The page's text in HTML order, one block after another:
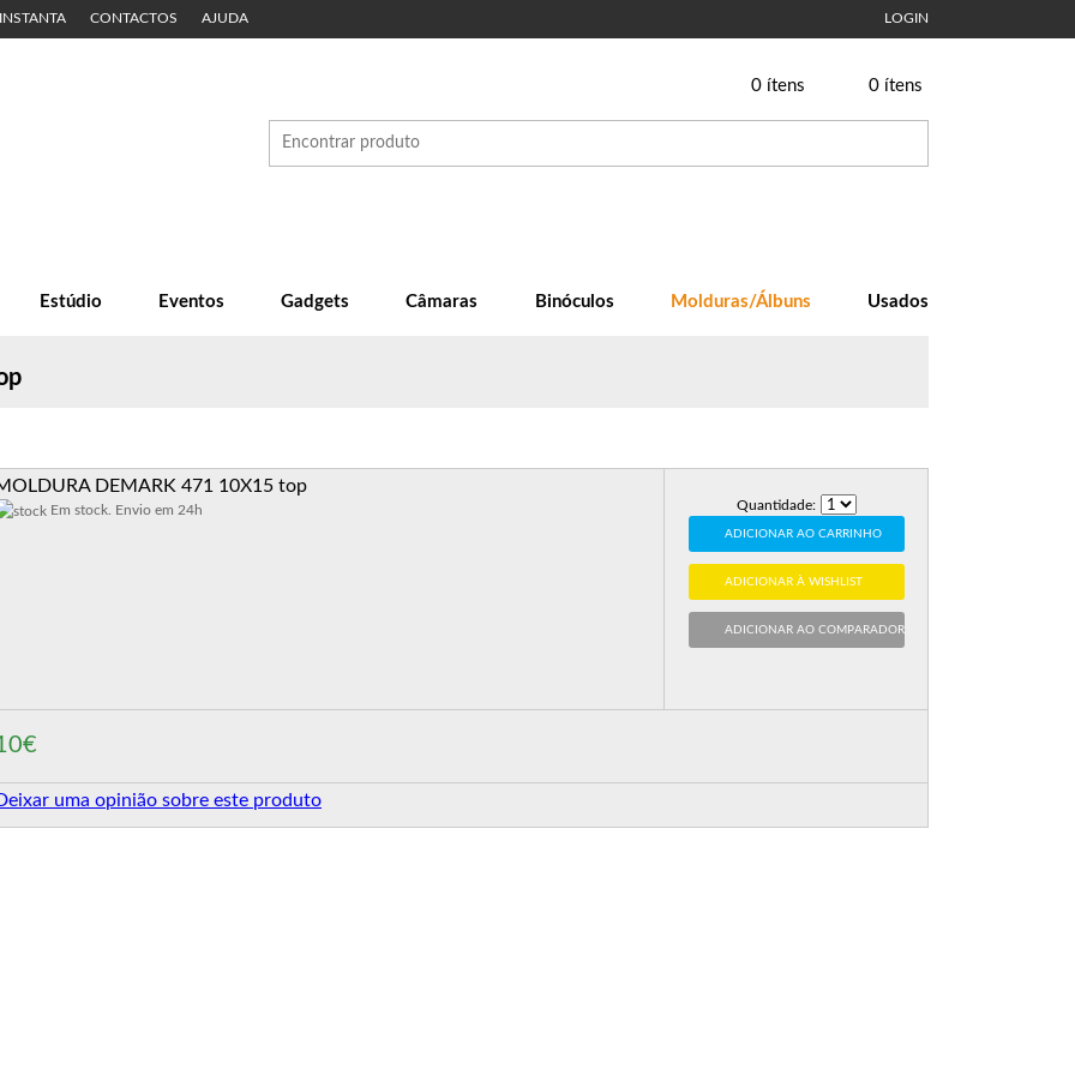
LOGIN
CONTACTOS AJUDA
0 ítens 0 ítens
Estúdio Eventos Gadgets Câmaras Binóculos Molduras/Álbuns Usados
DEMARK 471 10X15 top
Em stock. Envio em 24h
uma opinião sobre este produto
Quantidade:
ADICIONAR AO CARRINHO
ADICIONAR À WISHLIST
ADICIONAR AO COMPARADOR